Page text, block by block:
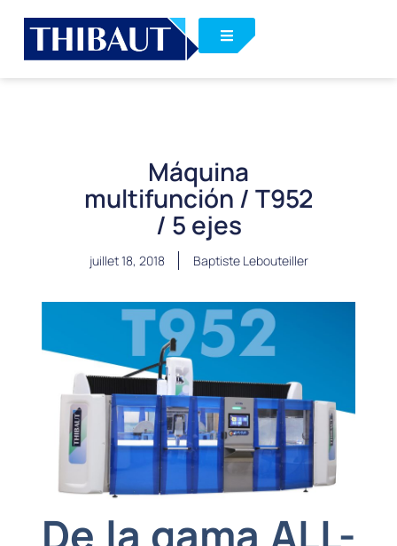
Máquina
multifunción / T952
/ 5 ejes
juillet 18, 2018 Baptiste Lebouteiller
De la gama ALL-